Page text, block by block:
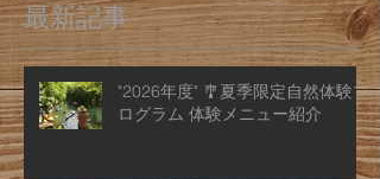
最新記事
"2026年度" 🎐夏季限定自然体験プ
ログラム 体験メニュー紹介